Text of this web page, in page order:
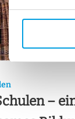
i
l
l
i
g
n
g
–